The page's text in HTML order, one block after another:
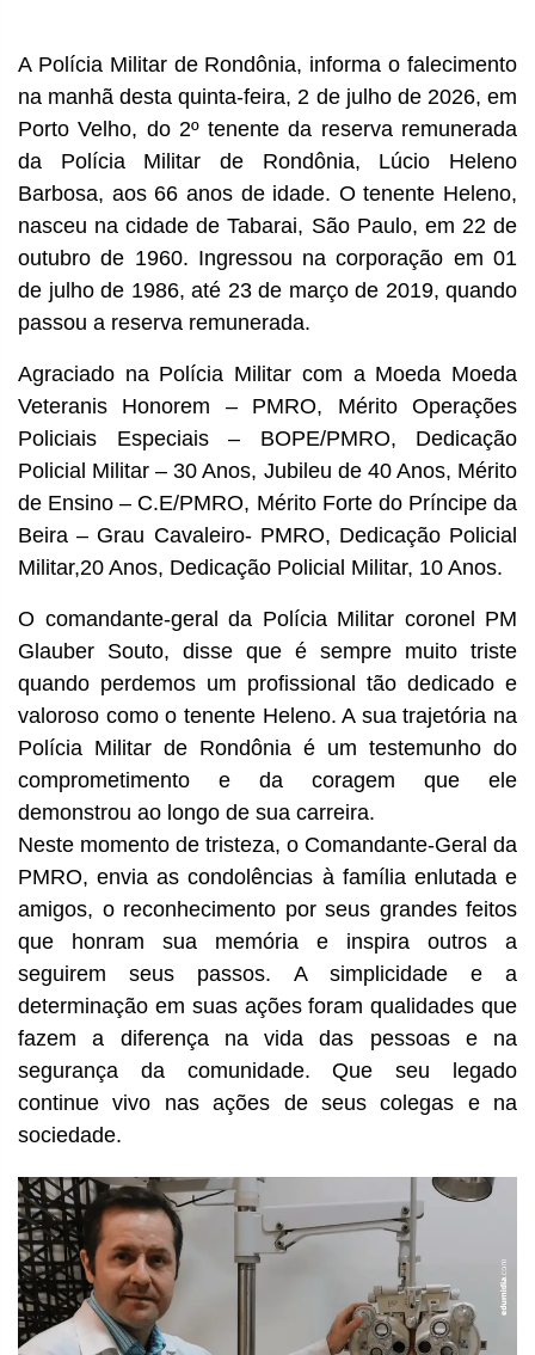
A Polícia Militar de Rondônia, informa o falecimento
na manhã desta quinta-feira, 2 de julho de 2026, em
Porto Velho, do 2º tenente da reserva remunerada
da Polícia Militar de Rondônia, Lúcio Heleno
Barbosa, aos 66 anos de idade. O tenente Heleno,
nasceu na cidade de Tabarai, São Paulo, em 22 de
outubro de 1960. Ingressou na corporação em 01
de julho de 1986, até 23 de março de 2019, quando
passou a reserva remunerada.
Agraciado na Polícia Militar com a Moeda Moeda
Veteranis Honorem – PMRO, Mérito Operações
Policiais Especiais – BOPE/PMRO, Dedicação
Policial Militar – 30 Anos, Jubileu de 40 Anos, Mérito
de Ensino – C.E/PMRO, Mérito Forte do Príncipe da
Beira – Grau Cavaleiro- PMRO, Dedicação Policial
Militar,20 Anos, Dedicação Policial Militar, 10 Anos.
O comandante-geral da Polícia Militar coronel PM
Glauber Souto, disse que é sempre muito triste
quando perdemos um profissional tão dedicado e
valoroso como o tenente Heleno. A sua trajetória na
Polícia Militar de Rondônia é um testemunho do
comprometimento e da coragem que ele
demonstrou ao longo de sua carreira.
Neste momento de tristeza, o Comandante-Geral da
PMRO, envia as condolências à família enlutada e
amigos, o reconhecimento por seus grandes feitos
que honram sua memória e inspira outros a
seguirem seus passos. A simplicidade e a
determinação em suas ações foram qualidades que
fazem a diferença na vida das pessoas e na
segurança da comunidade. Que seu legado
continue vivo nas ações de seus colegas e na
sociedade.